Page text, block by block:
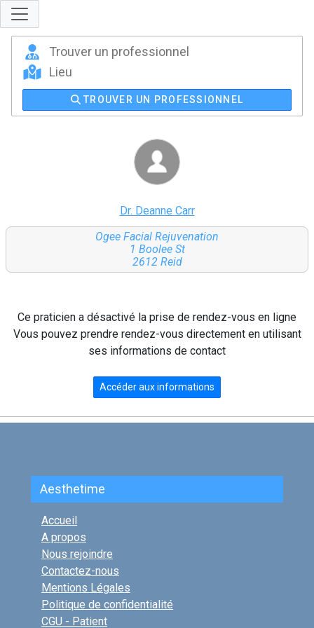
TROUVER UN PROFESSIONNEL
Dr. Deanne Carr
Ogee Facial Rejuvenation
1 Boolee St
2612 Reid
Ce praticien a désactivé la prise de rendez-vous en ligne
Vous pouvez prendre rendez-vous directement en utilisant
ses informations de contact
Accéder aux informations
Aesthetime
Accueil
A propos
Nous rejoindre
Contactez-nous
Mentions Légales
Politique de confidentialité
CGU - Patient